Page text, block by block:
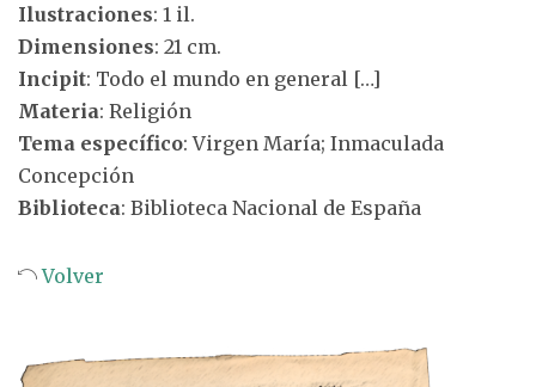
Ilustraciones: 1 il.
Dimensiones: 21 cm.
Incipit: Todo el mundo en general […]
Materia: Religión
Tema específico: Virgen María; Inmaculada
Concepción
Biblioteca: Biblioteca Nacional de España
Volver